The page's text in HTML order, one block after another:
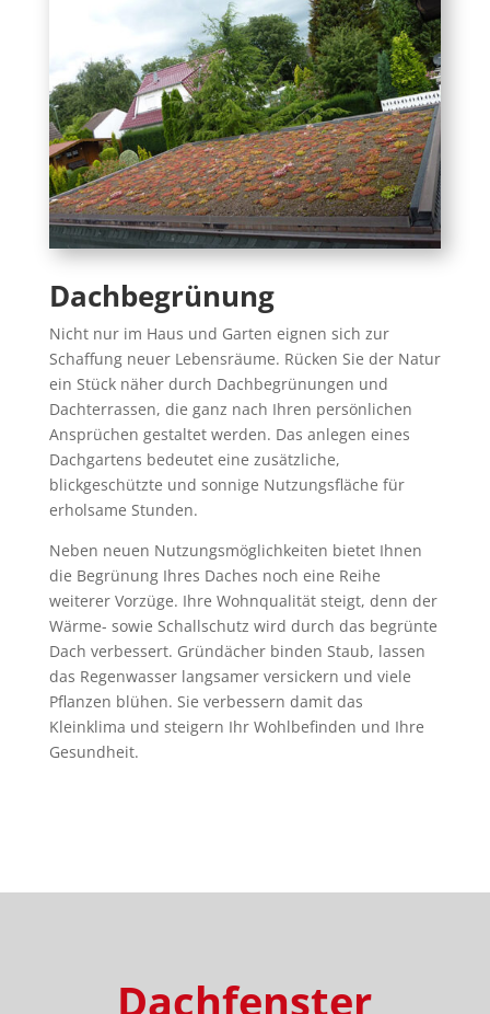
Dachbegrünung
Nicht nur im Haus und Garten eignen sich zur
Schaffung neuer Lebensräume. Rücken Sie der Natur
ein Stück näher durch Dachbegrünungen und
Dachterrassen, die ganz nach Ihren persönlichen
Ansprüchen gestaltet werden. Das anlegen eines
Dachgartens bedeutet eine zusätzliche,
blickgeschützte und sonnige Nutzungsfläche für
erholsame Stunden.
Neben neuen Nutzungsmöglichkeiten bietet Ihnen
die Begrünung Ihres Daches noch eine Reihe
weiterer Vorzüge. Ihre Wohnqualität steigt, denn der
Wärme- sowie Schallschutz wird durch das begrünte
Dach verbessert. Gründächer binden Staub, lassen
das Regenwasser langsamer versickern und viele
Pflanzen blühen. Sie verbessern damit das
Kleinklima und steigern Ihr Wohlbefinden und Ihre
Gesundheit.
Dachfenster